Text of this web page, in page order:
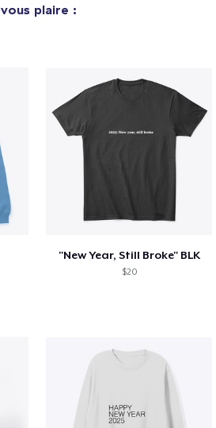
vous plaire :
"New Year, Still Broke" BLK
$20